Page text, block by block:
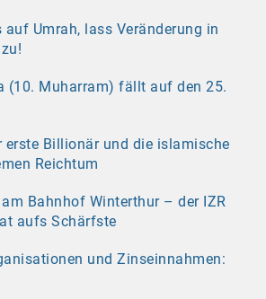
auf Umrah, lass Veränderung in
(10. Muharram) fällt auf den 25.
erste Billionär und die islamische
Reichtum
Bahnhof Winterthur – der IZR
aufs Schärfste
und Zinseinnahmen: